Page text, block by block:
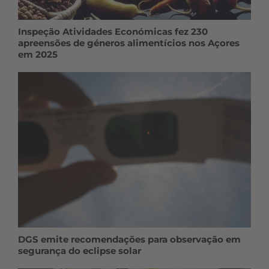
Inspeção Atividades Económicas fez 230
apreensões de géneros alimentícios nos Açores
em 2025
DGS emite recomendações para observação em
segurança do eclipse solar